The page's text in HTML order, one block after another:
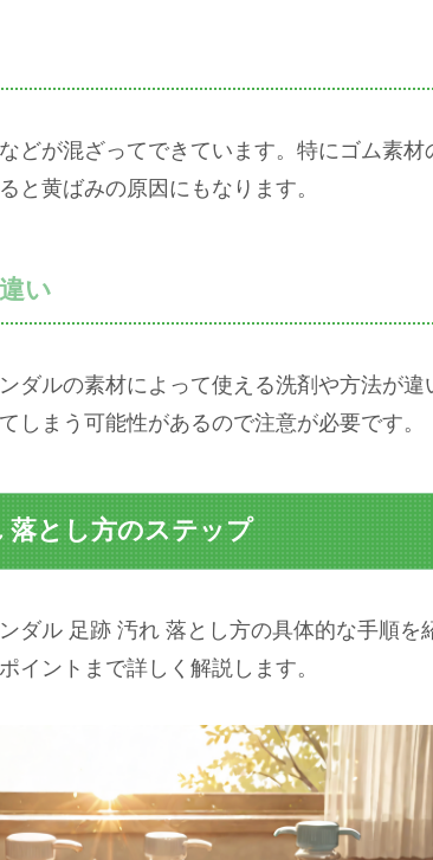
どが混ざってできています。特にゴム素材
と黄ばみの原因にもなります。
い
ダルの素材によって使える洗剤や方法が違
しまう可能性があるので注意が必要です。
落とし方のステップ
ダル 足跡 汚れ 落とし方の具体的な手順を
イントまで詳しく解説します。